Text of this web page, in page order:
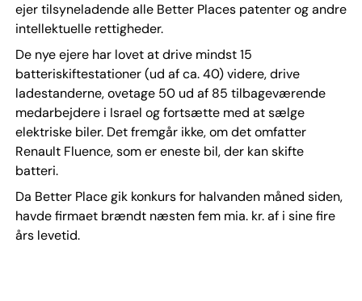
ejer tilsyneladende alle Better Places patenter og andre
intellektuelle rettigheder.
De nye ejere har lovet at drive mindst 15
batteriskiftestationer (ud af ca. 40) videre, drive
ladestanderne, ovetage 50 ud af 85 tilbageværende
medarbejdere i Israel og fortsætte med at sælge
elektriske biler. Det fremgår ikke, om det omfatter
Renault Fluence, som er eneste bil, der kan skifte
batteri.
Da Better Place gik konkurs for halvanden måned siden,
havde firmaet brændt næsten fem mia. kr. af i sine fire
års levetid.